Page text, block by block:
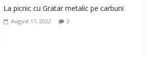
La picnic cu Gratar metalic pe carbuni
August 17, 2022 2